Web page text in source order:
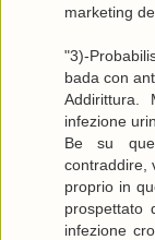
marketing
"3)-
bada con
infezione
Be su
contraddire,
proprio in
prospettato
infezione